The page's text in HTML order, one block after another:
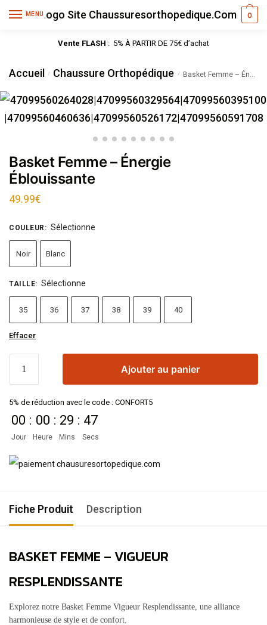
MENU 0
Vente FLASH : 5% À PARTIR DE 75€ d’achat
Accueil / Chaussure Orthopédique / Basket Femme – Énergie Éblouissante
Basket Femme – Énergie
Éblouissante
49.99€
COULEUR : Sélectionne
Noir Blanc
TAILLE: Sélectionne
35 36 37 38 39 40
Effacer
Ajouter au panier
5% de réduction avec le code : CONFORT5
00
Jour
: 00
Heure
: 29
Mins
: 47
Secs
Fiche Produit Description
BASKET FEMME – VIGUEUR
RESPLENDISSANTE
Explorez notre Basket Femme Vigueur Resplendissante, une alliance
harmonieuse de style et de confort.